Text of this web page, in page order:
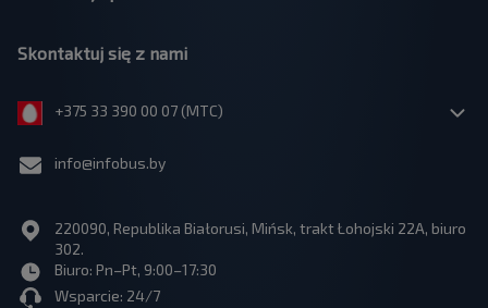
Skontaktuj się z nami
+375 33 390 00 07 (МТС)
info@infobus.by
220090, Republika Białorusi, Mińsk, trakt Łohojski 22A, biuro
302.
Biuro: Pn–Pt, 9:00–17:30
Wsparcie: 24/7